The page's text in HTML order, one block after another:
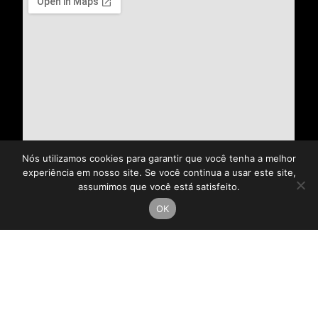
Nós utilizamos cookies para garantir que você tenha a melhor
experiência em nosso site. Se você continua a usar este site,
assumimos que você está satisfeito.
OK